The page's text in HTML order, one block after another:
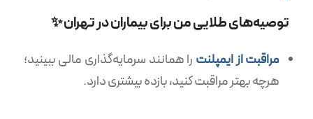
توصیه‌های طلایی من برای بیماران در تهران ✨
مراقبت از ایمپلنت را همانند سرمایه‌گذاری مالی ببینید؛
هرچه بهتر مراقبت کنید، بازده بیشتری دارد.